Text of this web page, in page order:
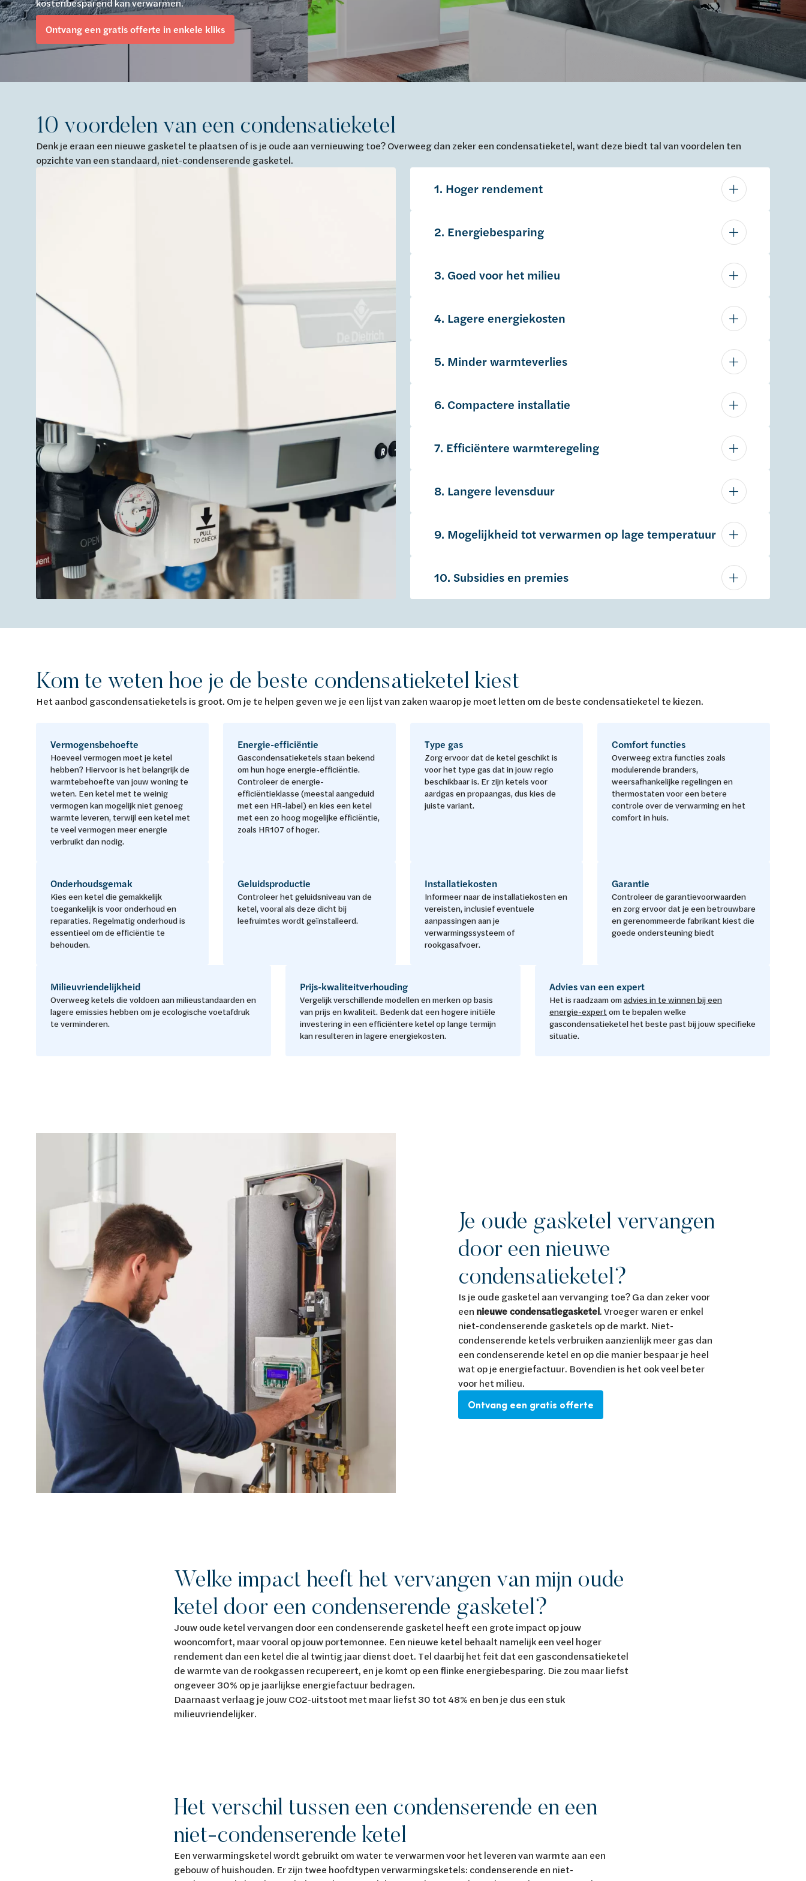
Van Marcke Lab
kostenbesparend kan verwarmen.
Ontvang een gratis offerte in enkele kliks
10 voordelen van een condensatieketel
Denk je eraan een nieuwe gasketel te plaatsen of is je oude aan vernieuwing toe? Overweeg dan zeker een condensatieketel, want deze biedt tal van voordelen ten
opzichte van een standaard, niet-condenserende gasketel.
1. Hoger rendement
2. Energiebesparing
3. Goed voor het milieu
4. Lagere energiekosten
5. Minder warmteverlies
6. Compactere installatie
7. Efficiëntere warmteregeling
8. Langere levensduur
9. Mogelijkheid tot verwarmen op lage temperatuur
10. Subsidies en premies
Kom te weten hoe je de beste condensatieketel kiest
Het aanbod gascondensatieketels is groot. Om je te helpen geven we je een lijst van zaken waarop je moet letten om de beste condensatieketel te kiezen.
Vermogensbehoefte
Hoeveel vermogen moet je ketel
hebben? Hiervoor is het belangrijk de
warmtebehoefte van jouw woning te
weten. Een ketel met te weinig
vermogen kan mogelijk niet genoeg
warmte leveren, terwijl een ketel met
te veel vermogen meer energie
verbruikt dan nodig.
Energie-efficiëntie
Gascondensatieketels staan bekend
om hun hoge energie-efficiëntie.
Controleer de energie-
efficiëntieklasse (meestal aangeduid
met een HR-label) en kies een ketel
met een zo hoog mogelijke efficiëntie,
zoals HR107 of hoger.
Type gas
Zorg ervoor dat de ketel geschikt is
voor het type gas dat in jouw regio
beschikbaar is. Er zijn ketels voor
aardgas en propaangas, dus kies de
juiste variant.
Comfort functies
Overweeg extra functies zoals
modulerende branders,
weersafhankelijke regelingen en
thermostaten voor een betere
controle over de verwarming en het
comfort in huis.
Onderhoudsgemak
Kies een ketel die gemakkelijk
toegankelijk is voor onderhoud en
reparaties. Regelmatig onderhoud is
essentieel om de efficiëntie te
behouden.
Geluidsproductie
Controleer het geluidsniveau van de
ketel, vooral als deze dicht bij
leefruimtes wordt geïnstalleerd.
Installatiekosten
Informeer naar de installatiekosten en
vereisten, inclusief eventuele
aanpassingen aan je
verwarmingssysteem of
rookgasafvoer.
Garantie
Controleer de garantievoorwaarden
en zorg ervoor dat je een betrouwbare
en gerenommeerde fabrikant kiest die
goede ondersteuning biedt
Milieuvriendelijkheid
Overweeg ketels die voldoen aan milieustandaarden en
lagere emissies hebben om je ecologische voetafdruk
te verminderen.
Prijs-kwaliteitverhouding
Vergelijk verschillende modellen en merken op basis
van prijs en kwaliteit. Bedenk dat een hogere initiële
investering in een efficiëntere ketel op lange termijn
kan resulteren in lagere energiekosten.
Advies van een expert
Het is raadzaam omadvies in te winnen bij een
energie-expertom te bepalen welke
gascondensatieketel het beste past bij jouw specifieke
situatie.
Je oude gasketel vervangen
door een nieuwe
condensatieketel?
Is je oude gasketel aan vervanging toe? Ga dan zeker voor
een nieuwe condensatiegasketel. Vroeger waren er enkel
niet-condenserende gasketels op de markt. Niet-
condenserende ketels verbruiken aanzienlijk meer gas dan
een condenserende ketel en op die manier bespaar je heel
wat op je energiefactuur. Bovendien is het ook veel beter
voor het milieu.
Ontvang een gratis offerte
Welke impact heeft het vervangen van mijn oude
ketel door een condenserende gasketel?
Jouw oude ketel vervangen door een condenserende gasketel heeft een grote impact op jouw
wooncomfort, maar vooral op jouw portemonnee. Een nieuwe ketel behaalt namelijk een veel hoger
rendement dan een ketel die al twintig jaar dienst doet. Tel daarbij het feit dat een gascondensatieketel
de warmte van de rookgassen recupereert, en je komt op een flinke energiebesparing. Die zou maar liefst
ongeveer 30% op je jaarlijkse energiefactuur bedragen.
Daarnaast verlaag je jouw CO2-uitstoot met maar liefst 30 tot 48% en ben je dus een stuk
milieuvriendelijker.
Het verschil tussen een condenserende en een
niet-condenserende ketel
Een verwarmingsketel wordt gebruikt om water te verwarmen voor het leveren van warmte aan een
gebouw of huishouden. Er zijn twee hoofdtypen verwarmingsketels: condenserende en niet-